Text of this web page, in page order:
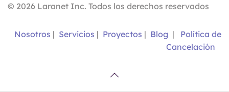
© 2026 Laranet Inc. Todos los derechos reservados
Nosotros | Servicios | Proyectos | Blog |
Política de
Cancelación